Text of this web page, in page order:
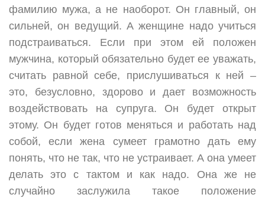
фамилию мужа, а не наоборот. Он главный, он
сильней, он ведущий. А женщине надо учиться
подстраиваться. Если при этом ей положен
мужчина, который обязательно будет ее уважать,
считать равной себе, прислушиваться к ней –
это, безусловно, здорово и дает возможность
воздействовать на супруга. Он будет открыт
этому. Он будет готов меняться и работать над
собой, если жена сумеет грамотно дать ему
понять, что не так, что не устраивает. А она умеет
делать это с тактом и как надо. Она же не
случайно заслужила такое положение